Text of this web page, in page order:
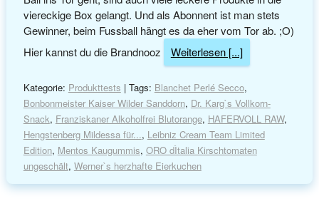
viereckige Box gelangt. Und als Abonnent ist man stets
Gewinner, beim Fussball hängt es da eher vom Tor ab. ;O)
Hier kannst du die Brandnooz
Weiterlesen [...]
Kategorie: Produkttests | Tags: Blanchet Perlé Secco,
Bonbonmeister Kaiser Wilder Sanddorn, Dr. Karg`s Vollkorn-
Snack, Franziskaner Alkoholfrei Blutorange, HAFERVOLL RAW,
Hengstenberg Mildessa für..., Leibniz Cream Team Limited
Edition, Mentos Kaugummis, ORO dÌtalia Kirschtomaten
ungeschält, Werner`s herzhafte Eierkuchen